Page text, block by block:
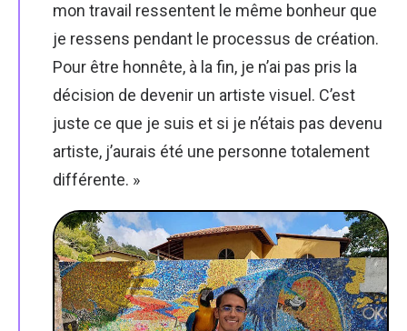
mon travail ressentent le même bonheur que
je ressens pendant le processus de création.
Pour être honnête, à la fin, je n’ai pas pris la
décision de devenir un artiste visuel. C’est
juste ce que je suis et si je n’étais pas devenu
artiste, j’aurais été une personne totalement
différente. »